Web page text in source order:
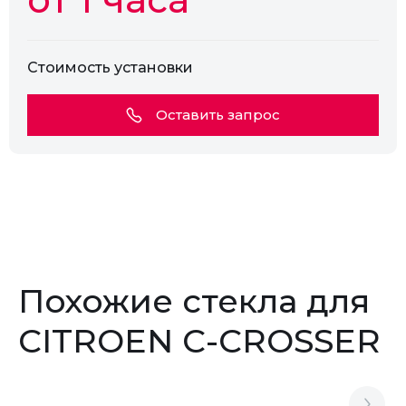
Стоимость установки
Оставить запрос
Похожие стекла для
CITROEN C-CROSSER